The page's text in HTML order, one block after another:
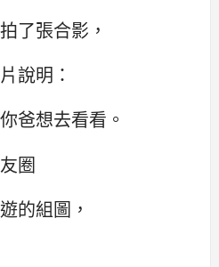
了張合影，
說明：
爸想去看看。
圈
的組圖，